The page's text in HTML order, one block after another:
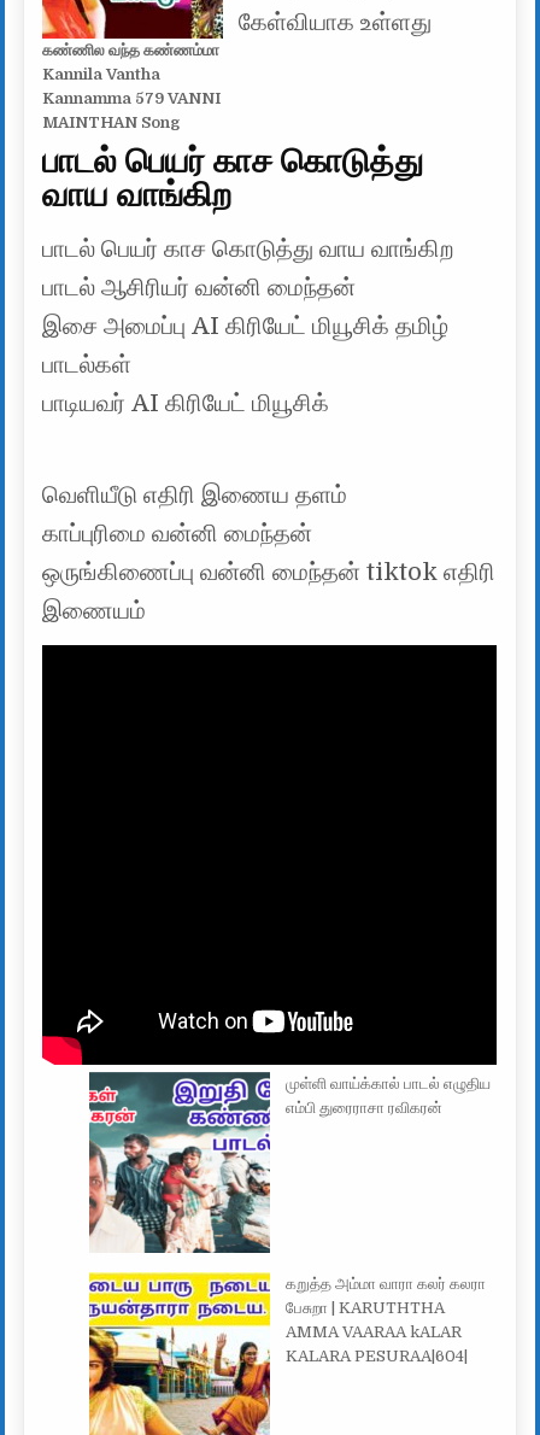
கண்ணில வந்த கண்ணம்மா
Kannila Vantha
Kannamma 579 VANNI
MAINTHAN Song
கேள்வியாக உள்ளது
பாடல் பெயர் காச கொடுத்து
வாய வாங்கிற
பாடல் பெயர் காச கொடுத்து வாய வாங்கிற
பாடல் ஆசிரியர் வன்னி மைந்தன்
இசை அமைப்பு AI கிரியேட் மியூசிக் தமிழ்
பாடல்கள்
பாடியவர் AI கிரியேட் மியூசிக்
வெளியீடு எதிரி இணைய தளம்
காப்புரிமை வன்னி மைந்தன்
ஒருங்கிணைப்பு வன்னி மைந்தன் tiktok எதிரி
இணையம்
முள்ளி வாய்க்கால் பாடல் எழுதிய
எம்பி துரைராசா ரவிகரன்
கறுத்த அம்மா வாரா கலர் கலரா
பேசுறா | KARUTHTHA
AMMA VAARAA kALAR
KALARA PESURAA|604|